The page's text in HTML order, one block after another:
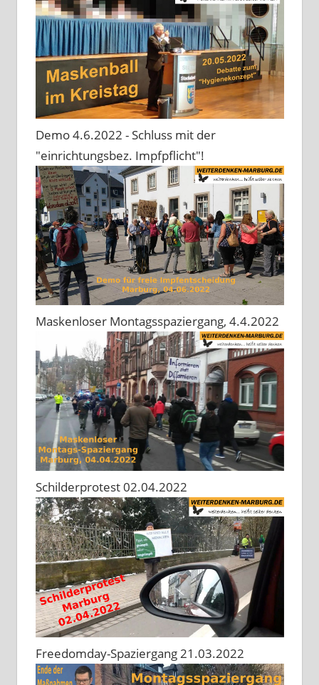
Demo 4.6.2022 - Schluss mit der
"einrichtungsbez. Impfpflicht"!
Maskenloser Montagsspaziergang, 4.4.2022
Schilderprotest 02.04.2022
Freedomday-Spaziergang 21.03.2022